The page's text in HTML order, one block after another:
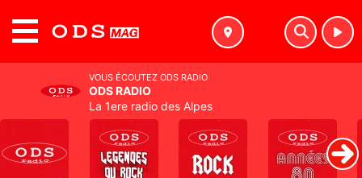
VOUS ÉCOUTEZ ODS RADIO
ODS RADIO
La 1ere radio des Alpes